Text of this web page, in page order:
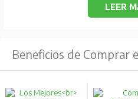
hay que poner en las pilas y
puede llevar sus baterías
LEER
Beneficios de Comprar